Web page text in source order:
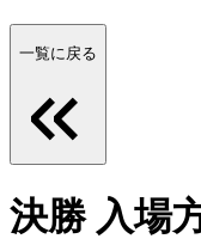
一覧に戻る
決勝 入場